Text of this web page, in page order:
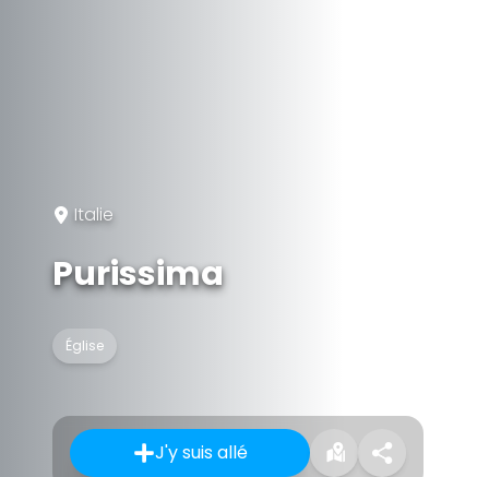
Italie
Purissima
Église
J'y suis allé